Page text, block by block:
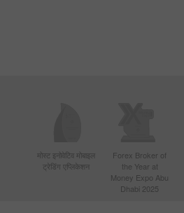
मोस्ट इनोवेटिव मोबाइल
ट्रेडिंग एप्लिकेशन
Forex Broker of
the Year at
Money Expo Abu
Dhabi 2025